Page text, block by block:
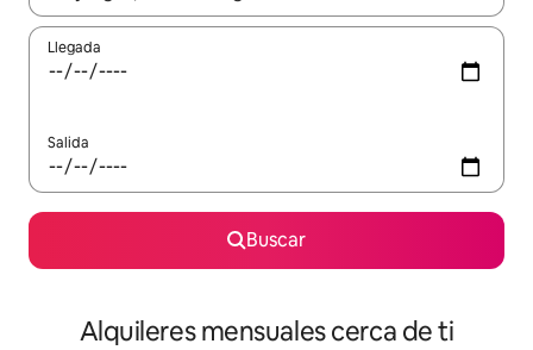
Llegada
Salida
Buscar
Alquileres mensuales cerca de ti